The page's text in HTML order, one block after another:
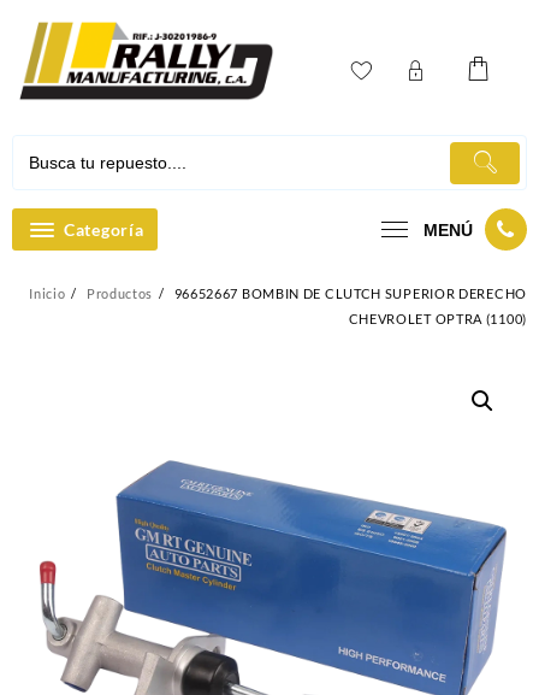
contenido
Categoría MENÚ
Inicio Productos
96652667 BOMBIN DE CLUTCH SUPERIOR DERECHO
CHEVROLET OPTRA (1100)